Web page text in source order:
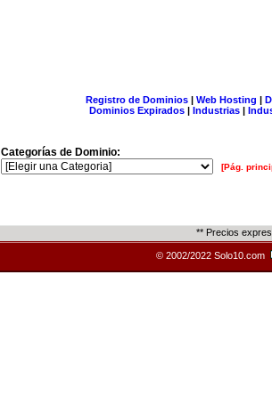
Registro de Dominios| Web Hosting |
Dominios Expirados | Industrias |
Categorías de Dominio:
[Pág.
** Precios
© 2002/2022 Solo10.com